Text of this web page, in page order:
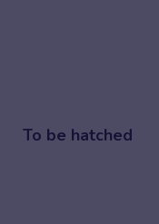
To be hatched